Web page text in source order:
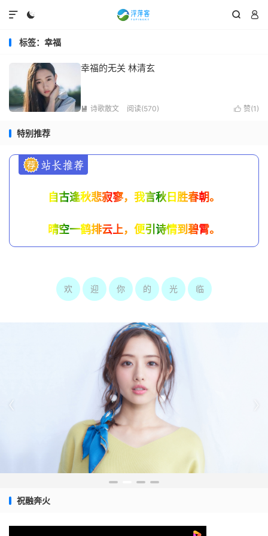

 

标签：幸福
幸福的无关 林清玄
 诗歌散文 阅读(570)  赞(1 )
特别推荐
自古逢秋悲寂寥，我言秋日胜春朝。
晴空一鹤排云上，便引诗情到碧霄。
欢 迎 你 的 光 临

祝融奔火